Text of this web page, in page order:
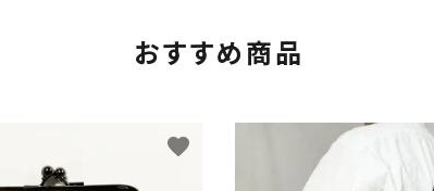
おすすめ商品
favorite